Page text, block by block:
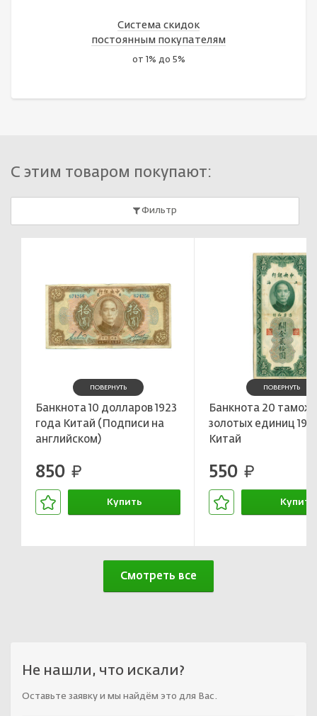
Система скидок
постоянным покупателям
от 1% до 5%
С этим товаром покупают:
Фильтр
ПОВЕРНУТЬ
Банкнота 10 долларов 1923
года Китай (Подписи на
английском)
850 руб.
Купить
ПОВЕРНУТЬ
Банкнота 20
золотых единиц
Китай
550 руб.
Купить
Смотреть все
Не нашли, что искали?
Оставьте заявку и мы найдём это для Вас.